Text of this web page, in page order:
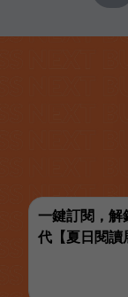
一鍵訂閱，
代【夏日閱讀